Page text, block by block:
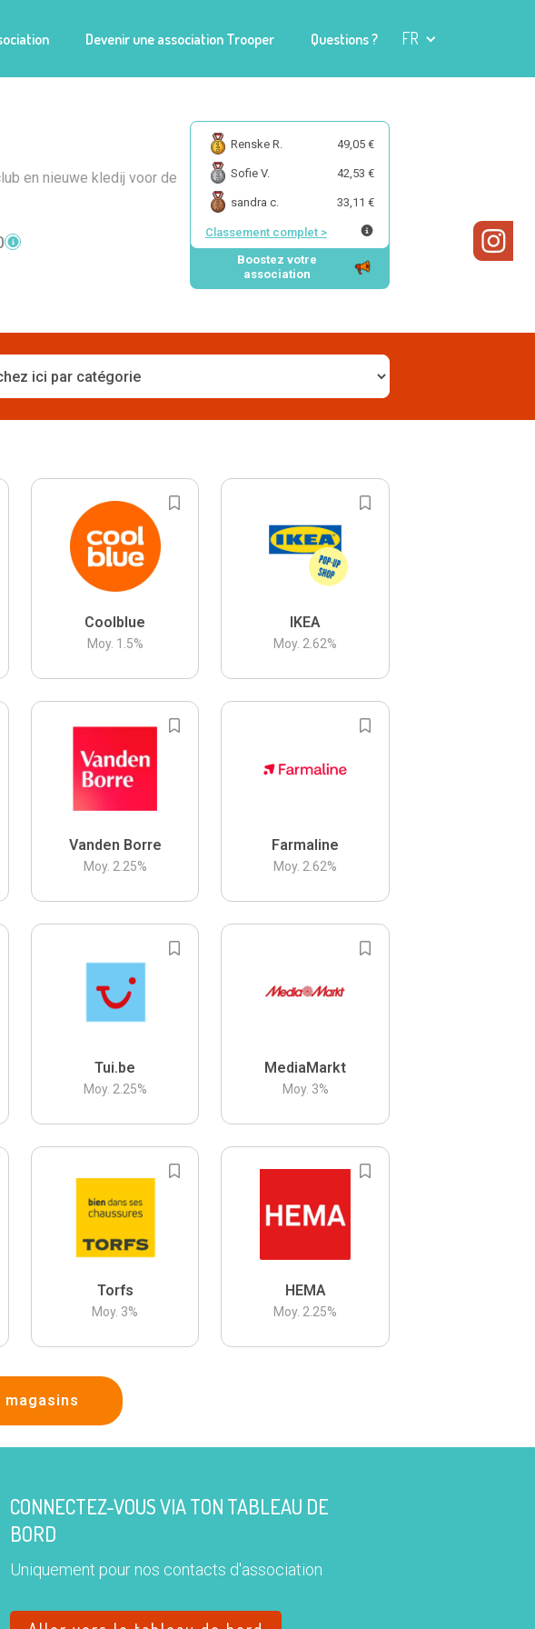
Devenir une association Trooper Questions ? FR
en nieuwe kledij voor de
Renske R. 49,05 €
Sofie V. 42,53 €
sandra c. 33,11 €
Classement complet >
Boostez votre
association
Coolblue
Moy. 1.5%
IKEA
Moy. 2.62%
Vanden Borre
Moy. 2.25%
Farmaline
Moy. 2.62%
Tui.be
Moy. 2.25%
MediaMarkt
Moy. 3%
Torfs
Moy. 3%
HEMA
Moy. 2.25%
CONNECTEZ-VOUS VIA TON TABLEAU DE
BORD
Uniquement pour nos contacts d'association